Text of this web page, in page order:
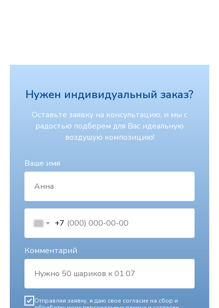
Нужен индивидуальный заказ?
Оставьте заявку на консультацию, и мы с
радостью подберем для Вас идеальную
воздушую композицию!
Ваше имя
+7
Комментарий
Отправляя заявку, я даю свое согласие на сбор и